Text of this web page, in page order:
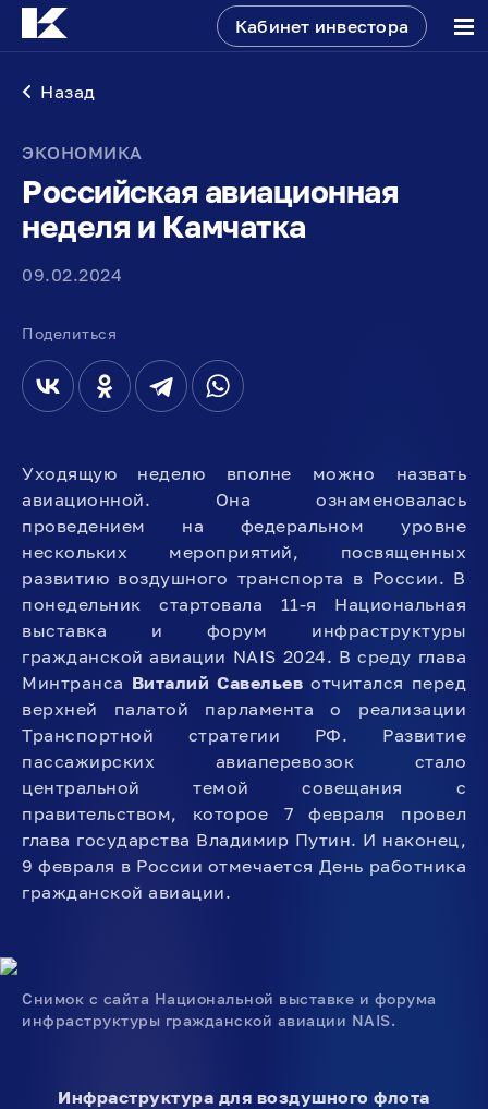
Кабинет инвестора
Назад
ЭКОНОМИКА
Российская авиационная
неделя и Камчатка
09.02.2024
Поделиться
Уходящую неделю вполне можно назвать
авиационной. Она ознаменовалась
проведением на федеральном уровне
нескольких мероприятий, посвященных
развитию воздушного транспорта в России. В
понедельник стартовала 11-я Национальная
выставка и форум инфраструктуры
гражданской авиации NAIS 2024. В среду глава
Минтранса Виталий Савельев отчитался перед
верхней палатой парламента о реализации
Транспортной стратегии РФ. Развитие
пассажирских авиаперевозок стало
центральной темой совещания с
правительством, которое 7 февраля провел
глава государства Владимир Путин. И наконец,
9 февраля в России отмечается День работника
гражданской авиации.
Снимок c cайта Национальной выставке и форума
инфраструктуры гражданской авиации NAIS.
Инфраструктура для воздушного флота